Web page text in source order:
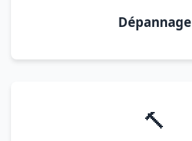
Dépannage
🔨